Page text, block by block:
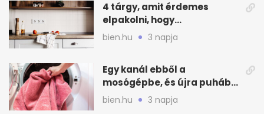
4 tárgy, amit érdemes
elpakolni, hogy
hűvösebbnek tűnjön a lakás
bien.hu 3 napja
Egy kanál ebből a
mosógépbe, és újra puhább
lesz a törölköző
bien.hu 3 napja